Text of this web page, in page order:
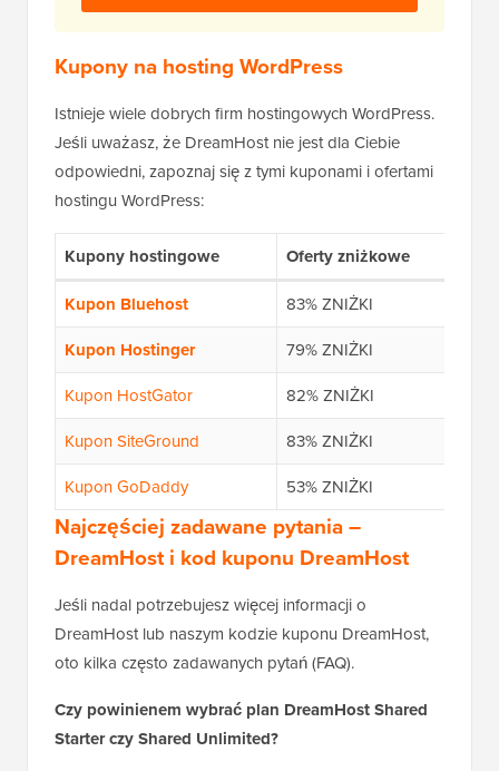
Kupony na hosting WordPress
Istnieje wiele dobrych firm hostingowych WordPress.
Jeśli uważasz, że DreamHost nie jest dla Ciebie
odpowiedni, zapoznaj się z tymi kuponami i ofertami
hostingu WordPress:
Kupony hostingowe
Oferty zniżkowe
Kupon Bluehost
83% ZNIŻKI
Kupon Hostinger
79% ZNIŻKI
Kupon HostGator
82% ZNIŻKI
Kupon SiteGround
83% ZNIŻKI
Kupon GoDaddy
53% ZNIŻKI
Najczęściej zadawane pytania –
DreamHost i kod kuponu DreamHost
Jeśli nadal potrzebujesz więcej informacji o
DreamHost lub naszym kodzie kuponu DreamHost,
oto kilka często zadawanych pytań (FAQ).
Czy powinienem wybrać plan DreamHost Shared
Starter czy Shared Unlimited?